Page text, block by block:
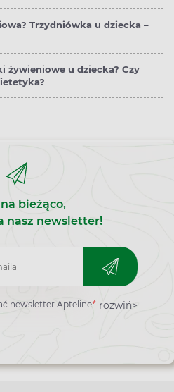
Trzydniówka u dziecka –
żywieniowe u dziecka? Czy
bieżąco,
nasz newsletter!
newsletter Apteline* rozwiń>